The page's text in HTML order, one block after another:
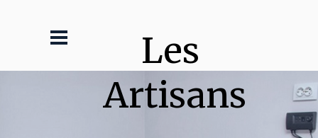
Les
Artisans